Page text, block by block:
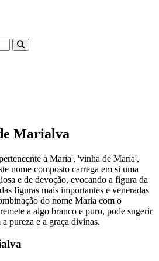
Marialva
a Maria', 'vinha de Maria',
nome composto carrega em si uma
e de devoção, evocando a figura da
figuras mais importantes e veneradas
do nome Maria com o
a algo branco e puro, pode sugerir
pureza e a graça divinas.